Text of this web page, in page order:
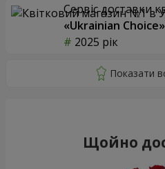
Сервіс доставки
«Ukrainian Choice»
2025 рік
Щойно